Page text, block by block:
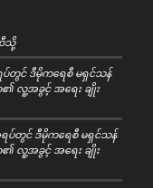
သို့
ပ်တွင် ဒီမိုကရေစီ မရှင်သန်
လူ့အခွင့် အရေး ချိုး
ရပ်တွင် ဒီမိုကရေစီ မရှင်သန်
လူ့အခွင့် အရေး ချိုး